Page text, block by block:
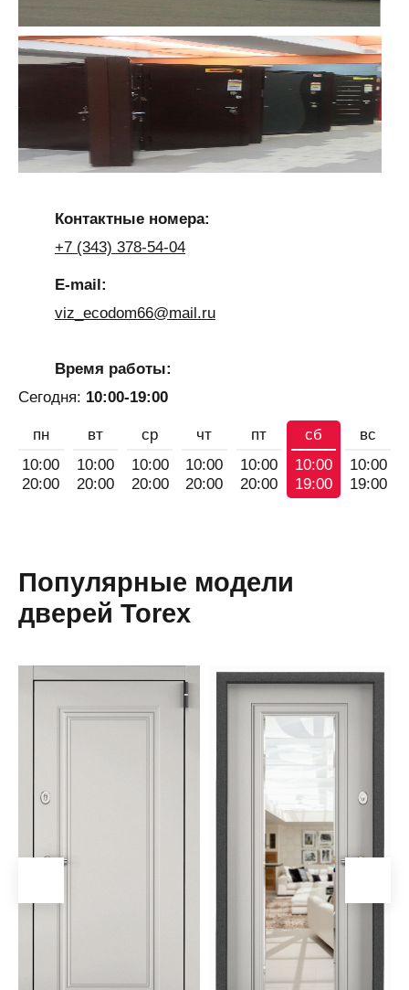
Контактные номера:
+7 (343) 378-54-04
E-mail:
viz_ecodom66@mail.ru
Время работы:
Сегодня: 10:00-19:00
пн
10:00
20:00
вт
10:00
20:00
ср
10:00
20:00
чт
10:00
20:00
пт
10:00
20:00
сб
10:00
19:00
вс
10:00
19:00
Популярные модели
дверей Torex